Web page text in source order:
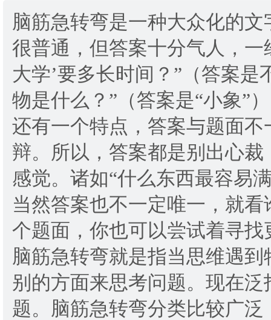
脑筋急转弯是一种大众化的
很普通，但答案十分气人，
大学’要多长时间？”（答案
物是什么？”（答案是“小象”
还有一个特点，答案与题面
辩。所以，答案都是别出心
感觉。诸如“什么东西最容易
当然答案也不一定唯一，就
个题面，你也可以尝试着寻
脑筋急转弯就是指当思维遇
别的方面来思考问题。现在
题。脑筋急转弯分类比较广